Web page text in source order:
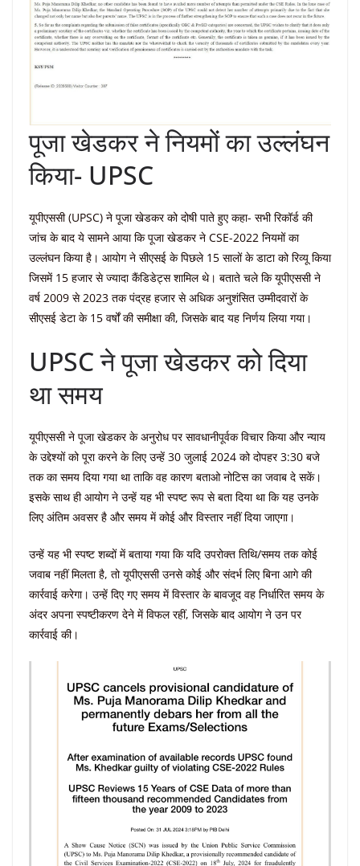
पूजा खेडकर ने नियमों का उल्लंघन
किया- UPSC
यूपीएससी (UPSC) ने पूजा खेडकर को दोषी पाते हुए कहा- सभी रिकॉर्ड की
जांच के बाद ये सामने आया कि पूजा खेडकर ने CSE-2022 नियमों का
उल्लंघन किया है। आयोग ने सीएसई के पिछले 15 सालों के डाटा को रिव्यू किया
जिसमें 15 हजार से ज्यादा कैंडिडेट्स शामिल थे। बताते चले कि यूपीएससी ने
वर्ष 2009 से 2023 तक पंद्रह हजार से अधिक अनुशंसित उम्मीदवारों के
सीएसई डेटा के 15 वर्षों की समीक्षा की, जिसके बाद यह निर्णय लिया गया।
UPSC ने पूजा खेडकर को दिया
था समय
यूपीएससी ने पूजा खेडकर के अनुरोध पर सावधानीपूर्वक विचार किया और न्याय
के उद्देश्यों को पूरा करने के लिए उन्हें 30 जुलाई 2024 को दोपहर 3:30 बजे
तक का समय दिया गया था ताकि वह कारण बताओ नोटिस का जवाब दे सकें।
इसके साथ ही आयोग ने उन्हें यह भी स्पष्ट रूप से बता दिया था कि यह उनके
लिए अंतिम अवसर है और समय में कोई और विस्तार नहीं दिया जाएगा।
उन्हें यह भी स्पष्ट शब्दों में बताया गया कि यदि उपरोक्त तिथि/समय तक कोई
जवाब नहीं मिलता है, तो यूपीएससी उनसे कोई और संदर्भ लिए बिना आगे की
कार्रवाई करेगा। उन्हें दिए गए समय में विस्तार के बावजूद वह निर्धारित समय के
अंदर अपना स्पष्टीकरण देने में विफल रहीं, जिसके बाद आयोग ने उन पर
कार्रवाई की।